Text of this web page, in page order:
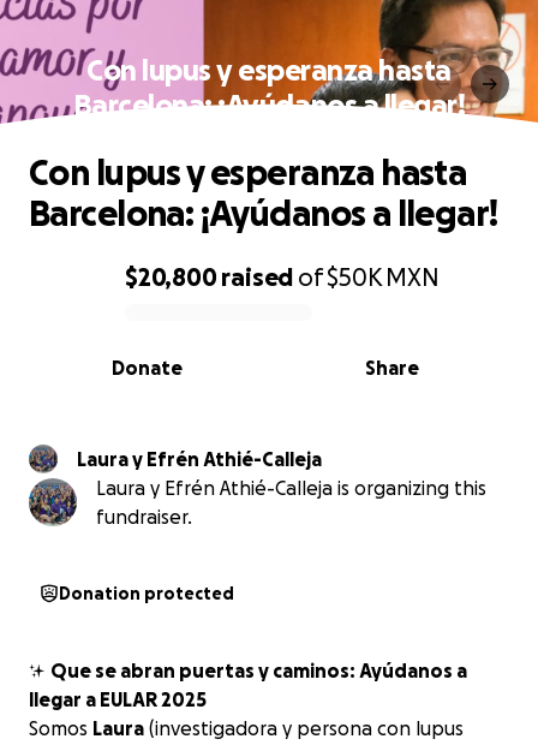
Con lupus y esperanza hasta
Barcelona: ¡Ayúdanos a llegar!
0% complete
$20,800raised of$50K MXN
Share
Donate
Con lupus y esperanza hasta
Barcelona: ¡Ayúdanos a llegar!
Laura y Efrén Athié-Calleja
Laura y Efrén Athié-Calleja is organizing this
fundraiser.
Donation protected
✨ Que se abran puertas y caminos: Ayúdanos a
llegar a EULAR 2025
Somos Laura (investigadora y persona con lupus